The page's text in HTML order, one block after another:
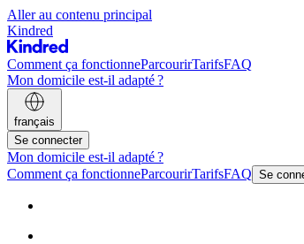
Aller au contenu principal
Kindred
Comment ça fonctionneParcourirTarifsFAQ
Mon domicile est-il adapté ?
français
Se connecter
Mon domicile est-il adapté ?
Comment ça fonctionneParcourirTarifsFAQ Se